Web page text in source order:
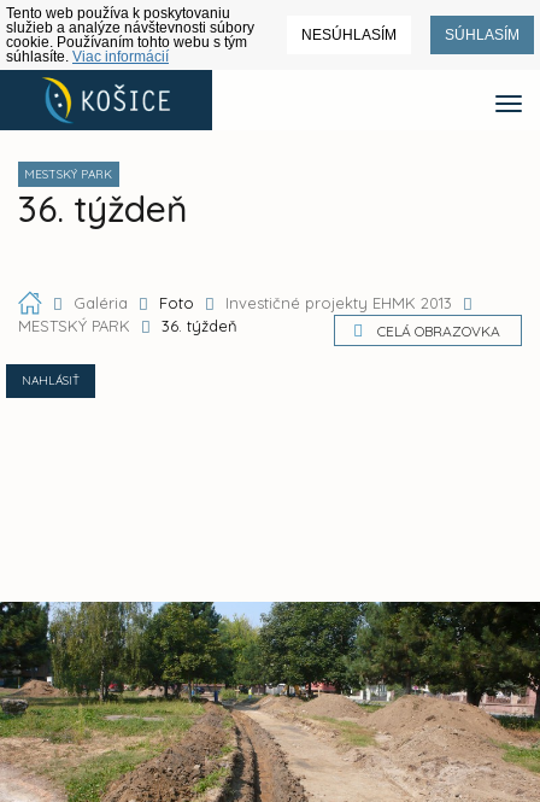
Tento web používa k poskytovaniu
služieb a analýze návštevnosti súbory
cookie. Používaním tohto webu s tým
súhlasíte. Viac informácií
NESÚHLASÍM SÚHLASÍM
MESTSKÝ PARK
36. týždeň
Galéria Foto
Investičné projekty EHMK 2013
MESTSKÝ PARK
36. týždeň CELÁ OBRAZOVKA
NAHLÁSIŤ